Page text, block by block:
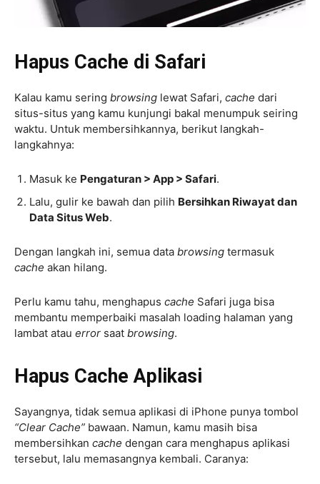
Hapus Cache di Safari
Kalau kamu sering browsing lewat Safari, cache dari
situs-situs yang kamu kunjungi bakal menumpuk seiring
waktu. Untuk membersihkannya, berikut langkah-
langkahnya:
Masuk ke Pengaturan > App > Safari.
Lalu, gulir ke bawah dan pilih Bersihkan Riwayat dan
Data Situs Web.
Dengan langkah ini, semua data browsing termasuk
cache akan hilang.
Perlu kamu tahu, menghapus cache Safari juga bisa
membantu memperbaiki masalah loading halaman yang
lambat atau error saat browsing.
Hapus Cache Aplikasi
Sayangnya, tidak semua aplikasi di iPhone punya tombol
“Clear Cache” bawaan. Namun, kamu masih bisa
membersihkan cache dengan cara menghapus aplikasi
tersebut, lalu memasangnya kembali. Caranya: